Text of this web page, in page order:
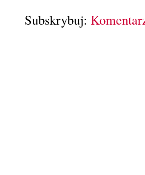
Subskrybuj: